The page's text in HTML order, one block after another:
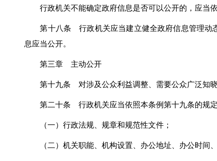
行政机关不能确定政府信息是否可以公开的，应当依
第十八条 行政机关应当建立健全政府信息管理动态
息应当公开。
第三章 主动公开
第十九条 对涉及公众利益调整、需要公众广泛知晓
第二十条 行政机关应当依照本条例第十九条的规定
（一）行政法规、规章和规范性文件；
（二）机关职能、机构设置、办公地址、办公时间